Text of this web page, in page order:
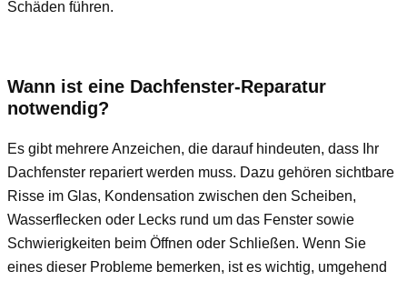
Schäden führen.
Wann ist eine Dachfenster-Reparatur
notwendig?
Es gibt mehrere Anzeichen, die darauf hindeuten, dass Ihr
Dachfenster repariert werden muss. Dazu gehören sichtbare
Risse im Glas, Kondensation zwischen den Scheiben,
Wasserflecken oder Lecks rund um das Fenster sowie
Schwierigkeiten beim Öffnen oder Schließen. Wenn Sie
eines dieser Probleme bemerken, ist es wichtig, umgehend